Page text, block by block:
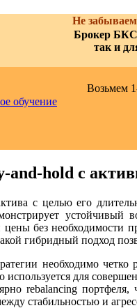
Не забываем
Брокер БКС
так и
Возьмем
and-hold с
с целью его
цены без
гибридный подход
необходимо
используется для
rebalancing
стабильностью и